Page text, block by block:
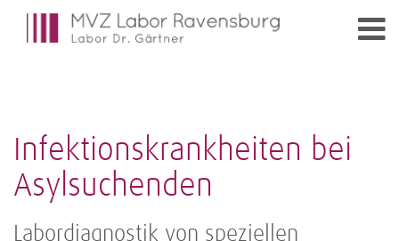
Infektionskrankheiten bei
Asylsuchenden
Labordiagnostik von speziellen